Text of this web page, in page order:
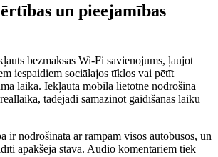
un pieejamības
bezmaksas Wi-Fi savienojums, ļaujot
iespaidiem sociālajos tīklos vai pētīt
laikā. Iekļautā mobilā lietotne nodrošina
tādējādi samazinot gaidīšanas laiku
ir nodrošināta ar rampām visos autobusos, un
apakšējā stāvā. Audio komentāriem tiek